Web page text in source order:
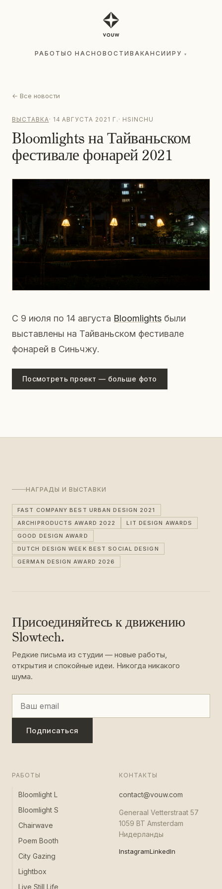
РАБОТЫ О НАСНОВОСТИ ВАКАНСИИРУ ▾
← Все новости
ВЫСТАВКА· 14 АВГУСТА 2021 Г. · HSINCHU
Bloomlights на Тайваньском
фестивале фонарей 2021
С 9 июля по 14 августа Bloomlights были
выставлены на Тайваньском фестивале
фонарей в Синьчжу.
Посмотреть проект — больше фото
НАГРАДЫ И ВЫСТАВКИ
FAST COMPANY BEST URBAN DESIGN 2021
ARCHIPRODUCTS AWARD 2022
LIT DESIGN AWARDS
GOOD DESIGN AWARD
DUTCH DESIGN WEEK BEST SOCIAL DESIGN
GERMAN DESIGN AWARD 2026
Присоединяйтесь к движению
Slowtech.
Редкие письма из студии — новые работы,
открытия и спокойные идеи. Никогда никакого
шума.
Подписаться
РАБОТЫ
Bloomlight L
Bloomlight S
Chairwave
Poem Booth
City Gazing
Lightbox
Live Still Life
КОНТАКТЫ
contact@vouw.com
Generaal Vetterstraat 57
1059 BT Amsterdam
Нидерланды
InstagramLinkedIn